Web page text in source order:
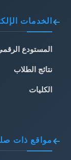
الخدمات
المستودع
نتائج الطلاب
الكليات
مواقع ذات